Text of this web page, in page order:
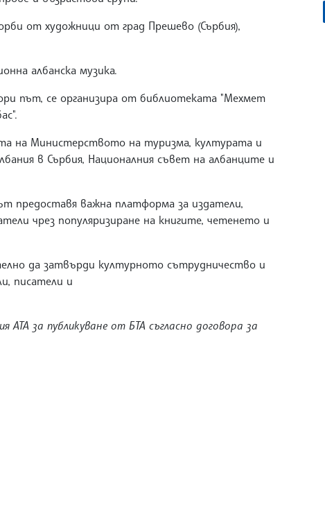
от художници от град Прешево (Сърбия),
албанска музика.
път, се организира от библиотеката "Мехмет
на Министерството на туризма, културата и
в Сърбия, Националния съвет на албанците и
предоставя важна платформа за издатели,
чрез популяризиране на книгите, четенето и
да затвърди културното сътрудничество и
писатели и
АТА за публикуване от БТА съгласно договора за